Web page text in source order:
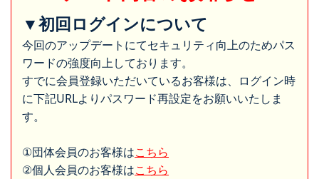
▼初回ログインについて
今回のアップデートにてセキュリティ向上のためパス
ワードの強度向上しております。
すでに会員登録いただいているお客様は、ログイン時
に下記URLよりパスワード再設定をお願いいたしま
す。
①団体会員のお客様はこちら
②個人会員のお客様はこちら